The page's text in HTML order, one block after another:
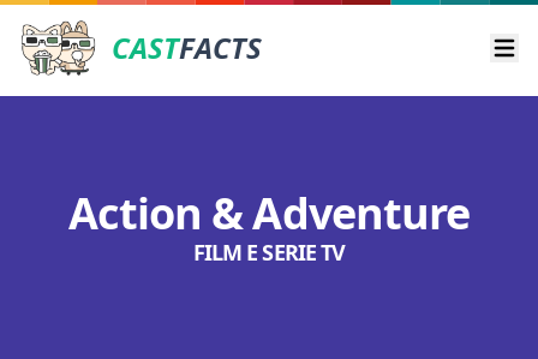
CASTFACTS
Action & Adventure
FILM E SERIE TV